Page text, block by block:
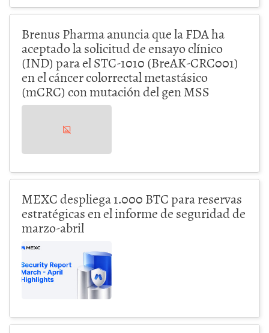
Brenus Pharma anuncia que la FDA ha
aceptado la solicitud de ensayo clínico
(IND) para el STC-1010 (BreAK-CRC001)
en el cáncer colorrectal metastásico
(mCRC) con mutación del gen MSS
MEXC despliega 1.000 BTC para reservas
estratégicas en el informe de seguridad de
marzo-abril